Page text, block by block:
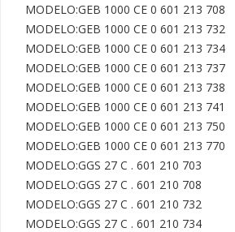
MODELO:GEB 1000 CE 0 601 213 708
MODELO:GEB 1000 CE 0 601 213 732
MODELO:GEB 1000 CE 0 601 213 734
MODELO:GEB 1000 CE 0 601 213 737
MODELO:GEB 1000 CE 0 601 213 738
MODELO:GEB 1000 CE 0 601 213 741
MODELO:GEB 1000 CE 0 601 213 750
MODELO:GEB 1000 CE 0 601 213 770
MODELO:GGS 27 C . 601 210 703
MODELO:GGS 27 C . 601 210 708
MODELO:GGS 27 C . 601 210 732
MODELO:GGS 27 C . 601 210 734